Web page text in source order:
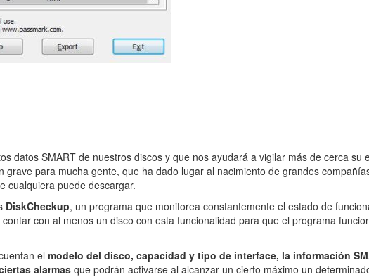
datos SMART de nuestros discos y que nos ayudará a vigilar más de cerca su
grave para mucha gente, que ha dado lugar al nacimiento de grandes
cualquiera puede descargar.
DiskCheckup, un programa que monitorea constantemente el estado de
con al menos un disco con esta funcionalidad para que el programa
el modelo del disco, capacidad y tipo de interface, la información
alarmas que podrán activarse al alcanzar un cierto máximo un